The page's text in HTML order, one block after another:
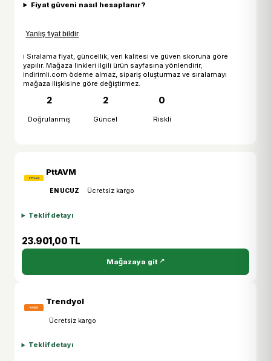
Fiyat güveni nasıl hesaplanır?
Yanlış fiyat bildir
ℹ Sıralama fiyat, güncellik, veri kalitesi ve güven skoruna göre
yapılır. Mağaza linkleri ilgili ürün sayfasına yönlendirir;
indirimli.com ödeme almaz, sipariş oluşturmaz ve sıralamayı
mağaza ilişkisine göre değiştirmez.
2
Doğrulanmış
2
Güncel
0
Riskli
PttAVM
EN UCUZ Ücretsiz kargo
Teklif detayı
23.901,00 TL
Mağazaya git
Trendyol
Ücretsiz kargo
Teklif detayı